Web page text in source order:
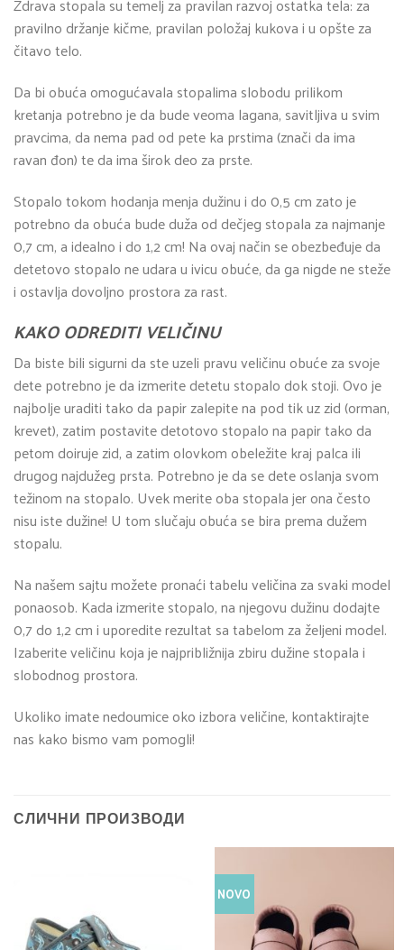
pravilno držanje kičme, pravilan položaj kukova i u opšte za
čitavo telo.
Da bi obuća omogućavala stopalima slobodu prilikom
kretanja potrebno je da bude veoma lagana, savitljiva u svim
pravcima, da nema pad od pete ka prstima (znači da ima
ravan đon) te da ima širok deo za prste.
Stopalo tokom hodanja menja dužinu i do 0,5 cm zato je
potrebno da obuća bude duža od dečjeg stopala za najmanje
0,7 cm, a idealno i do 1,2 cm! Na ovaj način se obezbeđuje da
detetovo stopalo ne udara u ivicu obuće, da ga nigde ne steže
i ostavlja dovoljno prostora za rast.
KAKO ODREDITI VELIČINU
Da biste bili sigurni da ste uzeli pravu veličinu obuće za svoje
dete potrebno je da izmerite detetu stopalo dok stoji. Ovo je
najbolje uraditi tako da papir zalepite na pod tik uz zid (orman,
krevet), zatim postavite detotovo stopalo na papir tako da
petom doiruje zid, a zatim olovkom obeležite kraj palca ili
drugog najdužeg prsta. Potrebno je da se dete oslanja svom
težinom na stopalo. Uvek merite oba stopala jer ona često
nisu iste dužine! U tom slučaju obuća se bira prema dužem
stopalu.
Na našem sajtu možete pronaći tabelu veličina za svaki model
ponaosob. Kada izmerite stopalo, na njegovu dužinu dodajte
0,7 do 1,2 cm i uporedite rezultat sa tabelom za željeni model.
Izaberite veličinu koja je najpribližnija zbiru dužine stopala i
slobodnog prostora.
Ukoliko imate nedoumice oko izbora veličine, kontaktirajte
nas kako bismo vam pomogli!
СЛИЧНИ ПРОИЗВОДИ
NOVO